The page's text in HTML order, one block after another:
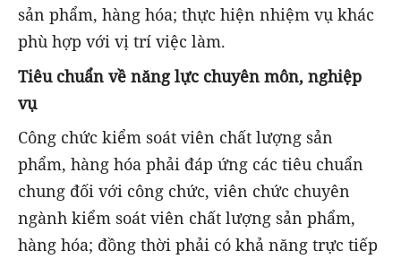
sản phẩm, hàng hóa; thực hiện nhiệm vụ khác
phù hợp với vị trí việc làm.
Tiêu chuẩn về năng lực chuyên môn, nghiệp
vụ
Công chức kiểm soát viên chất lượng sản
phẩm, hàng hóa phải đáp ứng các tiêu chuẩn
chung đối với công chức, viên chức chuyên
ngành kiểm soát viên chất lượng sản phẩm,
hàng hóa; đồng thời phải có khả năng trực tiếp